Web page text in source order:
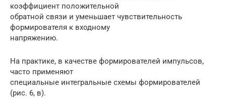
коэффициент положительной
обратной связи и уменьшает чувствительность
формирователя к входному
напряжению.
На практике, в качестве формирователей импульсов,
часто применяют
специальные интегральные схемы формирователей
(рис. 6, в).